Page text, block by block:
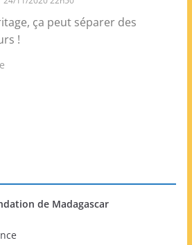
ça peut séparer des
!
de Madagascar